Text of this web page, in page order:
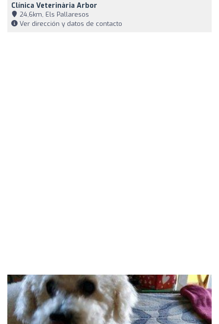
Clínica Veterinària Arbor
24,6km, Els Pallaresos
Ver dirección y datos de contacto